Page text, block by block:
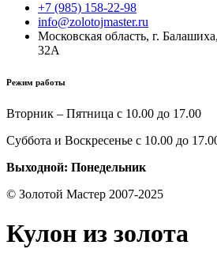
+7 (985) 158-22-98
info@zolotojmaster.ru
Московская область, г.
32А
Режим работы
Вторник – Пятница с 10.00 до 17.00
Суббота и Воскресенье с 10.00 до
Выходной: Понедельник
© Золотой Мастер 2007-2025
Кулон из золота